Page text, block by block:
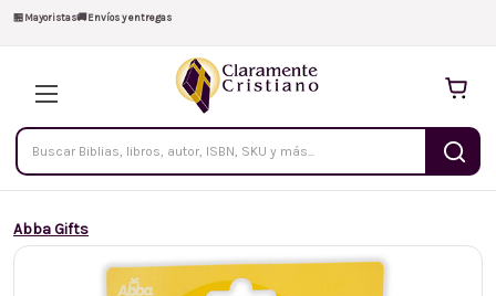
🏪Mayoristas🚚Envíos y entregas
Buscar
productos
Abba Gifts